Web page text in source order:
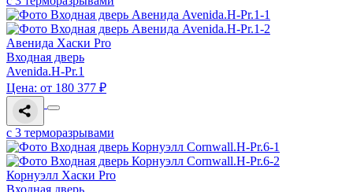
Авенида Хаски Pro
Входная дверь
Avenida.H-Pr.1
Цена: от 180 377 ₽
с 3 терморазрывами
Корнуэлл Хаски Pro